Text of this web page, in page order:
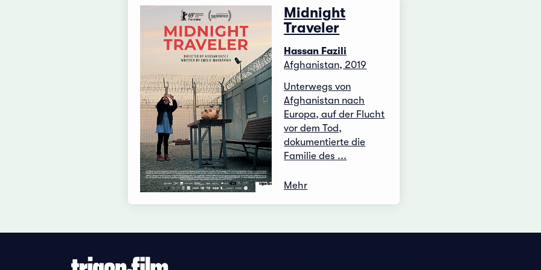
Midnight
Traveler
Hassan Fazili
Afghanistan, 2019
Unterwegs von
Afghanistan nach
Europa, auf der Flucht
vor dem Tod,
dokumentierte die
Familie des ...
Mehr